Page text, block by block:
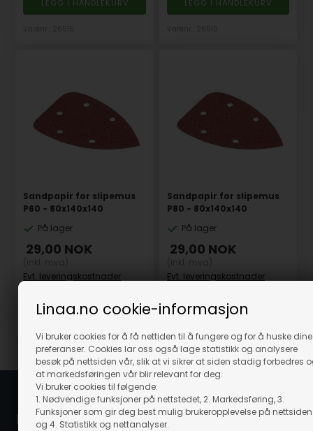
Linaa.no cookie-informasjon
Vi bruker cookies for å få nettiden til å fungere og for å huske dine
preferanser. Cookies lar oss også lage statistikk og analysere
besøk på nettsiden vår, slik at vi sikrer at siden stadig forbedres
at markedsføringen vår blir relevant for deg.
Vi bruker cookies til følgende:
1. Nødvendige funksjoner på nettstedet, 2. Markedsføring, 3.
Funksjoner som gir deg best mulig brukeropplevelse på nettsiden
og 4. Statistikk og nettanalyser.
Sandpapir for slipemus
P60 - 80x140x140
På lager
29,00 NOK
Evt. leveringskostnader
Sandpapir for slipemus
P80 - 80x140x140
På lager
29,00 NOK
Evt. leveringskostnader
Linå / Linaa.no